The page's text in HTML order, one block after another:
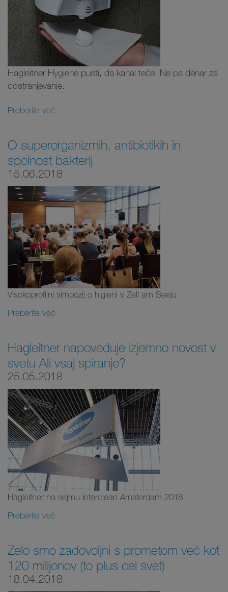
Hagleitner Hygiene pusti, da kanal teče. Ne pa denar za
odstranjevanje.
Preberite več
O superorganizmih, antibiotikih in
spolnost bakterij
15.06.2018
Visokoprofilni simpozij o higieni v Zell am Seeju
Preberite več
Hagleitner napoveduje izjemno novost v
svetu Ali vsaj spiranje?
25.05.2018
Hagleitner na sejmu Interclean Amsterdam 2018
Preberite več
Zelo smo zadovoljni s prometom več kot
120 milijonov (to plus cel svet)
18.04.2018